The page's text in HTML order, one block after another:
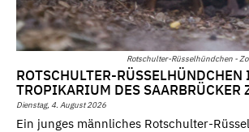
Rotschulter-Rüsselhündchen -
ROTSCHULTER-
TROPIKARIUM DES SAARBRÜCKER
Dienstag, 4. August 2026
Ein junges männliches Rotschulter-